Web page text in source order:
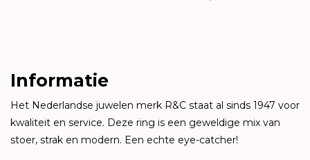
Informatie
Het Nederlandse juwelen merk R&C staat al sinds 1947 voor
kwaliteit en service. Deze ring is een geweldige mix van
stoer, strak en modern. Een echte eye-catcher!